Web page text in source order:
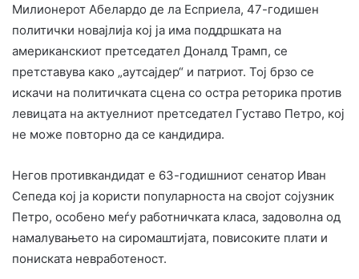
Милионерот Абелардо де ла Есприела, 47-годишен
политички новајлија кој ја има поддршката на
американскиот претседател Доналд Трамп, се
претставува како „аутсајдер“ и патриот. Тој брзо се
искачи на политичката сцена со остра реторика против
левицата на актуелниот претседател Густаво Петро, кој
не може повторно да се кандидира.
Негов противкандидат е 63-годишниот сенатор Иван
Сепеда кој ја користи популарноста на својот сојузник
Петро, особено меѓу работничката класа, задоволна од
намалувањето на сиромаштијата, повисоките плати и
пониската невработеност.